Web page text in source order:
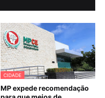
CIDADE
MP expede recomendação